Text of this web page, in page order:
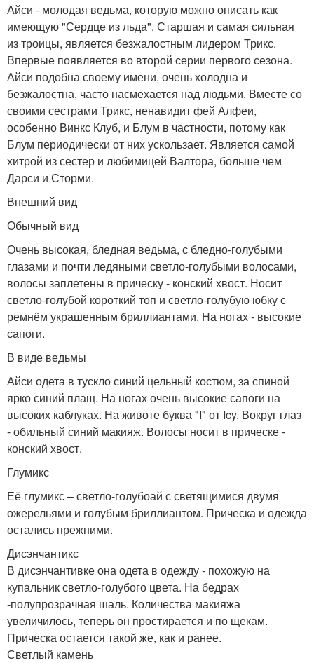
Айси - молодая ведьма, которую можно описать как
имеющую "Сердце из льда". Старшая и самая сильная
из троицы, является безжалостным лидером Трикс.
Впервые появляется во второй серии первого сезона.
Айси подобна своему имени, очень холодна и
безжалостна, часто насмехается над людьми. Вместе со
своими сестрами Трикс, ненавидит фей Алфеи,
особенно Винкс Клуб, и Блум в частности, потому как
Блум периодически от них ускользает. Является самой
хитрой из сестер и любимицей Валтора, больше чем
Дарси и Сторми.
Внешний вид
Обычный вид
Очень высокая, бледная ведьма, с бледно-голубыми
глазами и почти ледяными светло-голубыми волосами,
волосы заплетены в прическу - конский хвост. Носит
светло-голубой короткий топ и светло-голубую юбку с
ремнём украшенным бриллиантами. На ногах - высокие
сапоги.
В виде ведьмы
Айси одета в тускло синий цельный костюм, за спиной
ярко синий плащ. На ногах очень высокие сапоги на
высоких каблуках. На животе буква "I" от Icy. Вокруг глаз
- обильный синий макияж. Волосы носит в прическе -
конский хвост.
Глумикс
Её глумикс – светло-голубоай с светящимися двумя
ожерельями и голубым бриллиантом. Прическа и одежда
остались прежними.
Дисэнчантикс
В дисэнчантивке она одета в одежду - похожую на
купальник светло-голубого цвета. На бедрах
-полупрозрачная шаль. Количества макияжа
увеличилось, теперь он простирается и по щекам.
Прическа остается такой же, как и ранее.
Светлый камень